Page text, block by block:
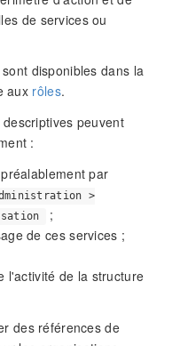
de services ou
disponibles dans la
aux rôles.
peuvent
:
par
>
;
de ces services ;
l'activité de la structure
des références de